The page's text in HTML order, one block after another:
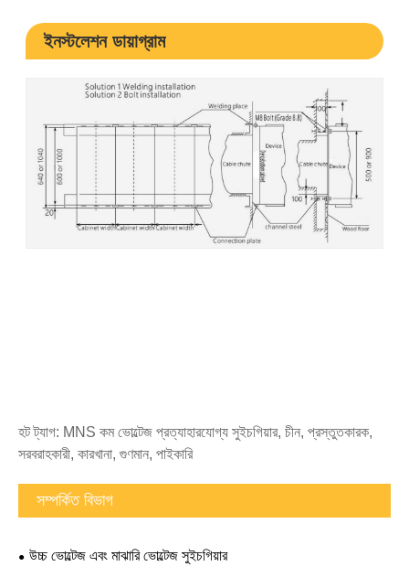
ইনস্টলেশন ডায়াগ্রাম
হট ট্যাগ: MNS কম ভোল্টেজ প্রত্যাহারযোগ্য সুইচগিয়ার, চীন, প্রস্তুতকারক,
সরবরাহকারী, কারখানা, গুণমান, পাইকারি
সম্পর্কিত বিভাগ
উচ্চ ভোল্টেজ এবং মাঝারি ভোল্টেজ সুইচগিয়ার